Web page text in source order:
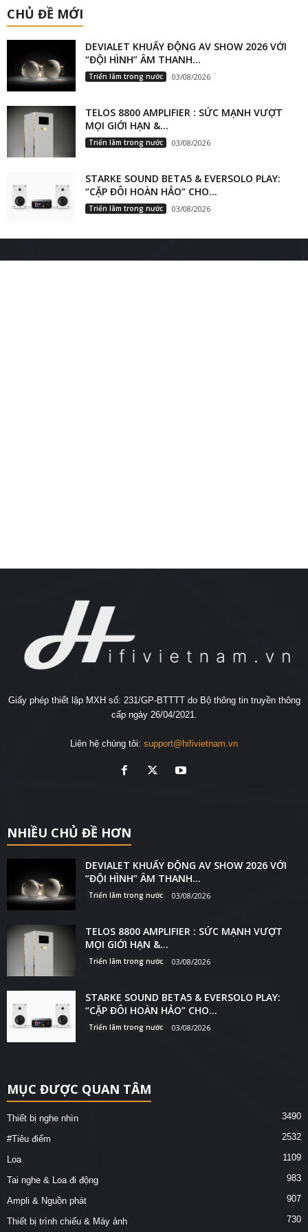
CHỦ ĐỀ MỚI
DEVIALET KHUẤY ĐỘNG AV SHOW 2026 VỚI
“ĐỘI HÌNH” ÂM THANH...
Triển lãm trong nước 03/08/2026
TELOS 8800 AMPLIFIER : SỨC MẠNH VƯỢT
MỌI GIỚI HẠN &...
Triển lãm trong nước 03/08/2026
STARKE SOUND BETA5 & EVERSOLO PLAY:
“CẶP ĐÔI HOÀN HẢO” CHO...
Triển lãm trong nước 03/08/2026
Giấy phép thiết lập MXH số: 231/GP-BTTTT do Bộ thông tin truyền thông
cấp ngày 26/04/2021.
Liên hệ chúng tôi: support@hifivietnam.vn
NHIỀU CHỦ ĐỀ HƠN
DEVIALET KHUẤY ĐỘNG AV SHOW 2026 VỚI
“ĐỘI HÌNH” ÂM THANH...
Triển lãm trong nước 03/08/2026
TELOS 8800 AMPLIFIER : SỨC MẠNH VƯỢT
MỌI GIỚI HẠN &...
Triển lãm trong nước 03/08/2026
STARKE SOUND BETA5 & EVERSOLO PLAY:
“CẶP ĐÔI HOÀN HẢO” CHO...
Triển lãm trong nước 03/08/2026
MỤC ĐƯỢC QUAN TÂM
Thiết bị nghe nhìn 3490
#Tiêu điểm 2532
Loa 1109
Tai nghe & Loa đi động 983
Ampli & Nguồn phát 907
Thiết bị trình chiếu & Máy ảnh 730